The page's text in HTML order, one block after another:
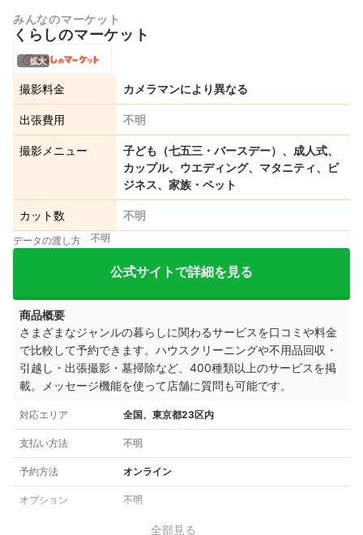
みんなのマーケット
くらしのマーケット
拡大
撮影料金 カメラマンにより異なる
出張費用 不明
撮影メニュー
子ども（七五三・バースデー）、成人式、
カップル、ウエディング、マタニティ、ビ
ジネス、家族・ペット
カット数 不明
データの渡し方 不明
公式サイトで詳細を見る
商品概要
さまざまなジャンルの暮らしに関わるサービスを口コミや料金
で比較して予約できます。ハウスクリーニングや不用品回収・
引越し・出張撮影・墓掃除など、400種類以上のサービスを掲
載。メッセージ機能を使って店舗に質問も可能です。
対応エリア 全国、東京都23区内
支払い方法 不明
予約方法 オンライン
オプション 不明
全部見る